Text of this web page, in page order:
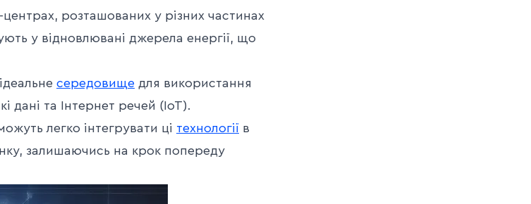
розташованих у різних частинах
у відновлювані джерела енергії, що
середовище для використання
дані та Інтернет речей (IoT).
легко інтегрувати ці технології в
залишаючись на крок попереду